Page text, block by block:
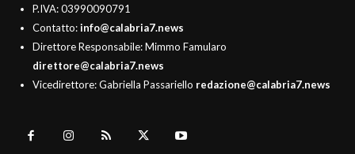
P.IVA: 03990090791
Contatto:info@calabria7.news
Direttore Responsabile: Mimmo Famularo
direttore@calabria7.news
Vicedirettore: Gabriella Passariello redazione@calabria7.news